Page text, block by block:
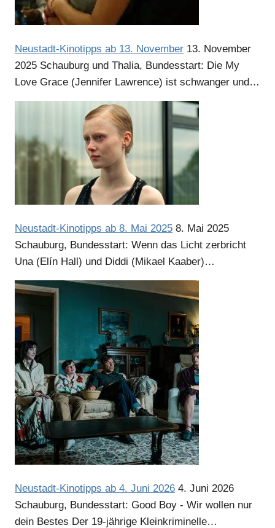
Anzeige
Neustadt-Kinotipps ab 13. November 13. November
2025 Schauburg und Thalia, Bundesstart: Die My
Love Grace (Jennifer Lawrence) ist schwanger und…
Neustadt-Kinotipps ab 8. Mai 2025 8. Mai 2025
Schauburg, Bundesstart: Wenn das Licht zerbricht
Una (Elín Hall) und Diddi (Mikael Kaaber)…
Neustadt-Kinotipps ab 4. Juni 2026 4. Juni 2026
Schauburg, Bundesstart: Good Boy - Wir wollen nur
dein Bestes Der 19-jährige Kleinkriminelle…